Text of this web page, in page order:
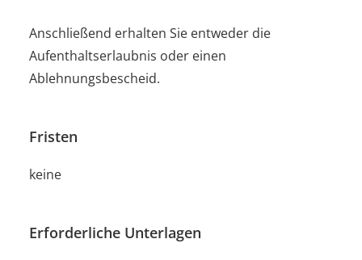
Anschließend erhalten Sie entweder die
Aufenthaltserlaubnis oder einen
Ablehnungsbescheid.
Fristen
keine
Erforderliche Unterlagen